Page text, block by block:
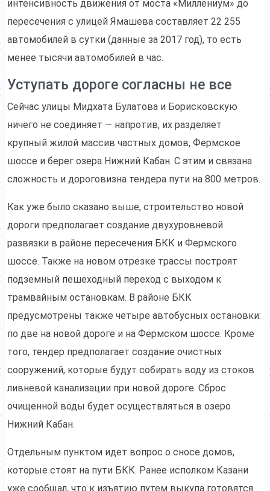
интенсивность движения от моста «Миллениум» до
пересечения с улицей Ямашева составляет 22 255
автомобилей в сутки (данные за 2017 год), то есть
менее тысячи автомобилей в час.
Уступать дороге согласны не все
Сейчас улицы Мидхата Булатова и Борисковскую
ничего не соединяет — напротив, их разделяет
крупный жилой массив частных домов, Фермское
шоссе и берег озера Нижний Кабан. С этим и связана
сложность и дороговизна тендера пути на 800 метров.
Как уже было сказано выше, строительство новой
дороги предполагает создание двухуровневой
развязки в районе пересечения БКК и Фермского
шоссе. Также на новом отрезке трассы построят
подземный пешеходный переход с выходом к
трамвайным остановкам. В районе БКК
предусмотрены также четыре автобусных остановки:
по две на новой дороге и на Фермском шоссе. Кроме
того, тендер предполагает создание очистных
сооружений, которые будут собирать воду из стоков
ливневой канализации при новой дороге. Сброс
очищенной воды будет осуществляться в озеро
Нижний Кабан.
Отдельным пунктом идет вопрос о сносе домов,
которые стоят на пути БКК. Ранее исполком Казани
уже сообщал, что к изъятию путем выкупа готовятся